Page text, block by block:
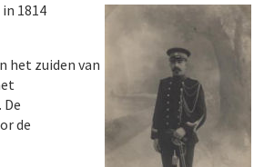
1814
het zuiden van
de